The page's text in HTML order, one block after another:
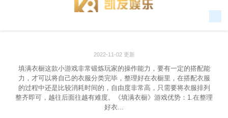
2022-11-02 更新
填满衣橱这款小游戏非常锻炼玩家的操作能力，要有一定的搭配能
力，才可以将自己的衣服分类完毕，整理好在衣橱里，在搭配衣服
的过程中还是比较消耗时间的，自由度非常高，只需要将衣服排列
整齐即可，越往后面往越有难度。《填满衣橱》游戏优势：1.在整理
好衣...